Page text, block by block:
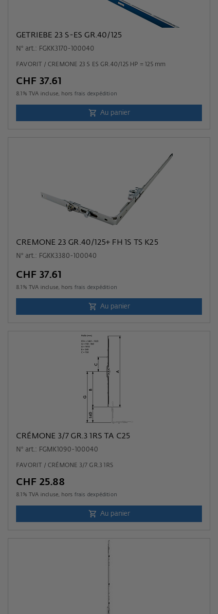
GETRIEBE 23 S-ES GR.40/125
N° art.: FGKK3170-100040
FAVORIT / CREMONE 23 S ES GR.40/125 HP = 125 mm
CHF 37.61
8.1 % TVA incluse, hors frais dexpédition
Au panier
CREMONE 23 GR.40/125+ FH 1S TS K25
N° art.: FGKK3380-100040
CHF 37.61
8.1 % TVA incluse, hors frais dexpédition
Au panier
CRÉMONE 3/7 GR.3 1RS TA C25
N° art.: FGMK1090-100040
FAVORIT / CRÉMONE 3/7 GR.3 1RS
CHF 25.88
8.1 % TVA incluse, hors frais dexpédition
Au panier